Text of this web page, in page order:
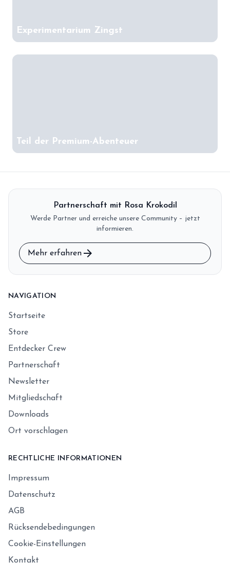
Experimentarium Zingst
Teil der Premium-Abenteuer
Partnerschaft mit Rosa Krokodil
Werde Partner und erreiche unsere Community – jetzt
informieren.
Mehr erfahren arrow_forward
NAVIGATION
Startseite
Store
Entdecker Crew
Partnerschaft
Newsletter
Mitgliedschaft
Downloads
Ort vorschlagen
RECHTLICHE INFORMATIONEN
Impressum
Datenschutz
AGB
Rücksendebedingungen
Cookie-Einstellungen
Kontakt